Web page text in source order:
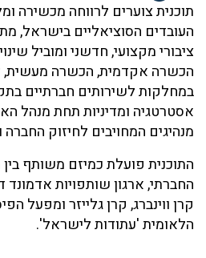
תוכנית צוערים לרווחה מכשירה
העובדים הסוציאליים בישראל,
ציבורי מקצועי, חדשני ומוביל
הכשרה אקדמית, הכשרה מעשית,
במחלקות לשירותים חברתיים
אסטרטגיה ומדיניות תחת מנהל
מנהיגים המחויבים לחיזוק
התוכנית פועלת כמיזם משותף
החברתי, ארגון שותפויות
קרן ווינברג, קרן גלייזר ומפעל
הלאומית 'עתודות לישראל'.